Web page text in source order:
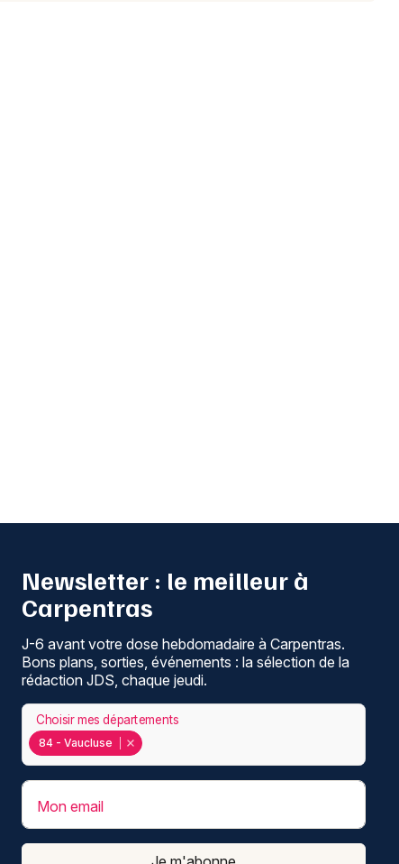
Newsletter : le meilleur à
Carpentras
J-6 avant votre dose hebdomadaire à Carpentras.
Bons plans, sorties, événements : la sélection de la
rédaction JDS, chaque jeudi.
84 - Vaucluse
Choisir mes départements
Mon email